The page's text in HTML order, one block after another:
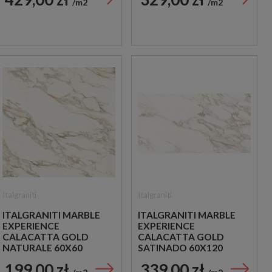
ITALGRANITI MARBLE
EXPERIENCE
CALACATTA GOLD
NATURALE 60X60
IMITUJĄCE MARMUR
ITALGRANITI MARBLE
EXPERIENCE
CALACATTA GOLD
SATINADO 60X120
IMITUJĄCE MARMUR